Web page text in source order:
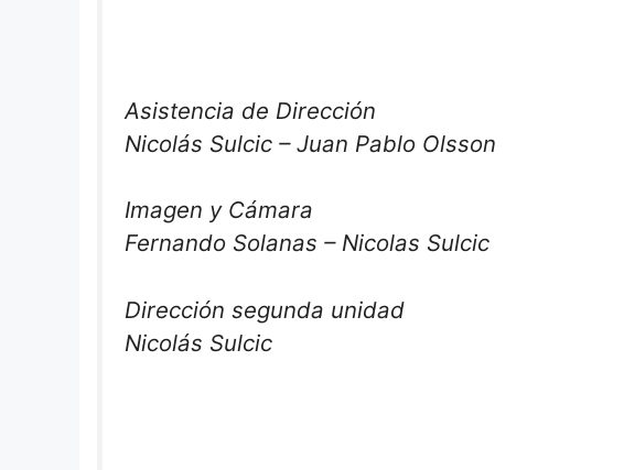
Asistencia de Dirección
Nicolás Sulcic – Juan Pablo Olsson
Imagen y Cámara
Fernando Solanas – Nicolas Sulcic
Dirección segunda unidad
Nicolás Sulcic